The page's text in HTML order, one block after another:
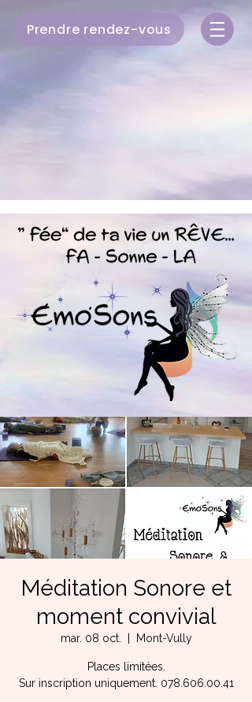
Prendre rendez-vous
Méditation Sonore et
moment convivial
mar. 08 oct. Mont-Vully
Places limitées.
Sur inscription uniquement. 078.606.00.41